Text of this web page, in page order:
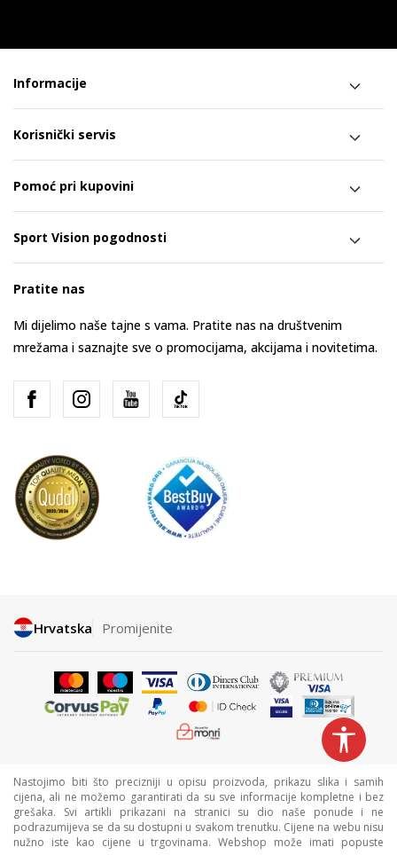
Informacije
Korisnički servis
Pomoć pri kupovini
Sport Vision pogodnosti
Pratite nas
Mi dijelimo naše tajne s vama. Pratite nas na društvenim
mrežama i saznajte sve o promocijama, akcijama i novitetima.
Hrvatska Promijenite
Nastojimo biti što precizniji u opisu proizvoda, prikazu slika i samih
cijena, ali ne možemo garantirati da su sve informacije kompletne i bez
grešaka. Svi artikli prikazani na stranici su dio naše ponude i ne
podrazumijeva se da su dostupni u svakom trenutku. Cijene na webu nisu
nužno iste kao cijene u trgovinama. Webshop može imati popuste